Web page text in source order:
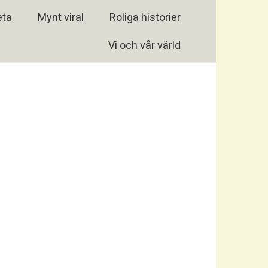
Mynt viral Roliga historier
Vi och vår värld